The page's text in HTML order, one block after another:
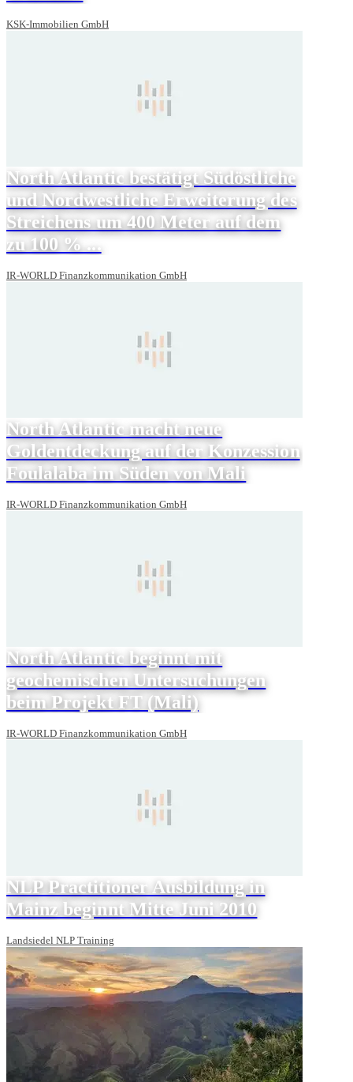
KSK-Immobilien GmbH
North Atlantic bestätigt Südöstliche
und Nordwestliche Erweiterung des
Streichens um 400 Meter auf dem
zu 100 % ...
IR-WORLD Finanzkommunikation GmbH
North Atlantic macht neue
Goldentdeckung auf der Konzession
Foulalaba im Süden von Mali
IR-WORLD Finanzkommunikation GmbH
North Atlantic beginnt mit
geochemischen Untersuchungen
beim Projekt FT (Mali)
IR-WORLD Finanzkommunikation GmbH
NLP Practitioner Ausbildung in
Mainz beginnt Mitte Juni 2010
Landsiedel NLP Training